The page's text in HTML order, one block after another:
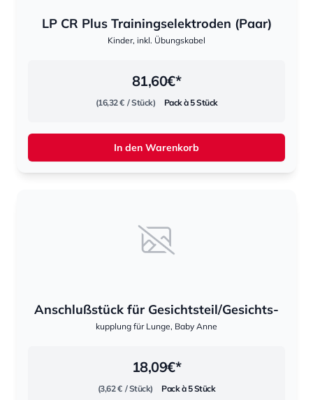
LP CR Plus Trainingselektroden (Paar)
Kinder, inkl. Übungskabel
81,60€*
(16,32 € / Stück) Pack à 5 Stück
In den Warenkorb
Anschlußstück für Gesichtsteil/Gesichts-
kupplung für Lunge, Baby Anne
18,09€*
(3,62 € / Stück) Pack à 5 Stück